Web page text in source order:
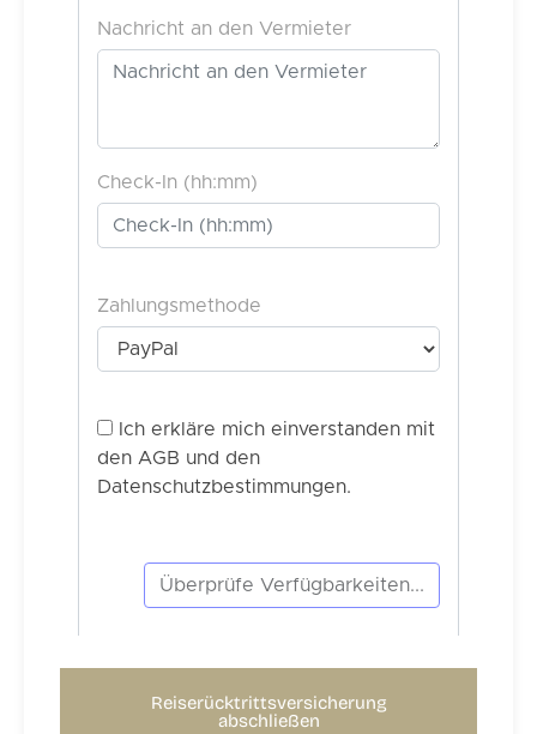
Reiserücktrittsversicherung
abschließen